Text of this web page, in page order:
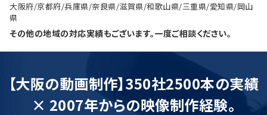
大阪府/京都府/兵庫県/奈良県/滋賀県/和歌山県/三重県/愛知県/岡山
県
その他の地域の対応実績もございます。一度ご相談ください。
【大阪の動画制作】350社2500本の実績
× 2007年からの映像制作経験。